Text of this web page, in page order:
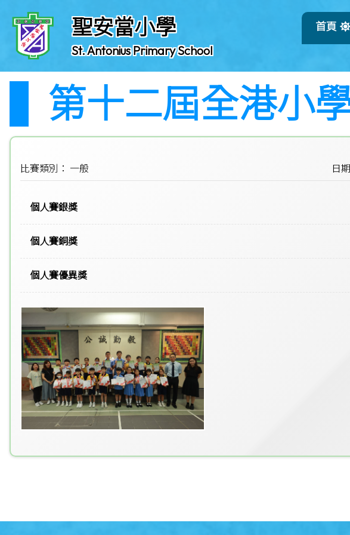
聖安當小學
St. Antonius Primary School
首頁
第十二屆全港小
比賽類別： 一般 日
個人賽銀獎
個人賽銅獎
個人賽優異獎